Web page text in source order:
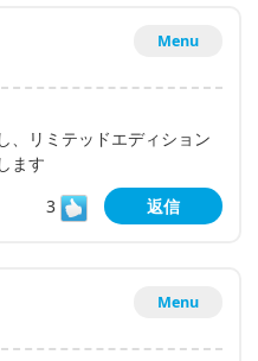
Menu
、リミテッドエディション
ます
3
返信
Menu